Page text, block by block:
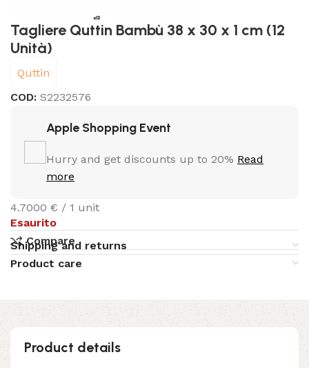
Tagliere Quttin Bambù 38 x 30 x 1 cm (12
Unità)
Quttin
COD:S2232576
Apple Shopping Event
Hurry and get discounts up to 20% Read
more
4.7000 € / 1 unit
Esaurito
Compare
Shipping and returns
Product care
Product details